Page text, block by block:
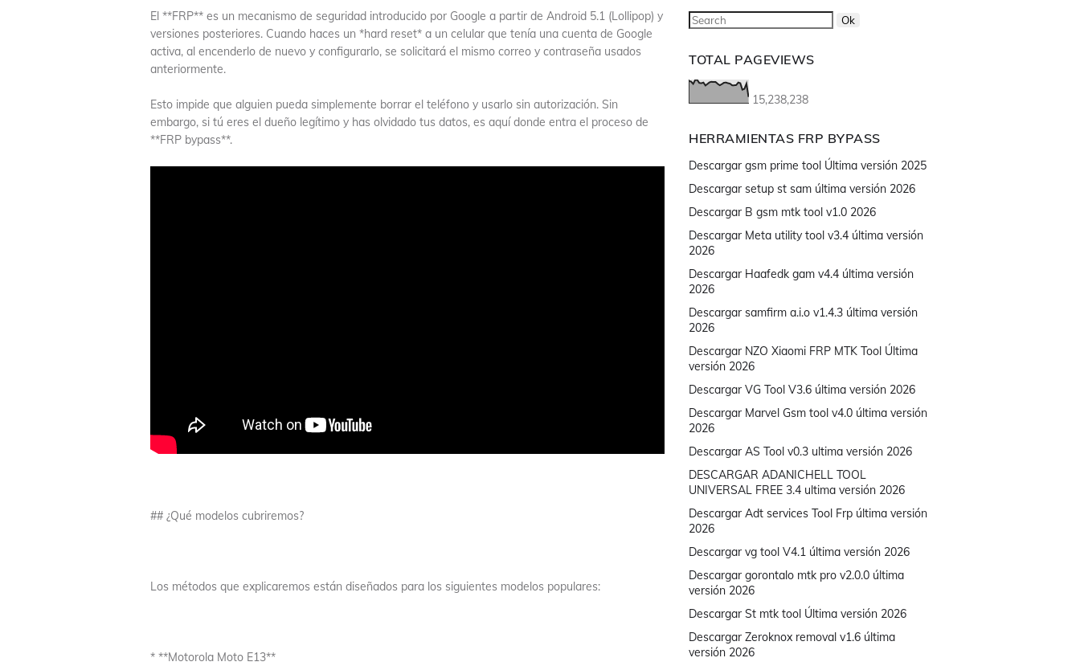
El **FRP** es un mecanismo de seguridad introducido por Google a partir de Android 5.1 (Lollipop) y
versiones posteriores. Cuando haces un *hard reset* a un celular que tenía una cuenta de Google
activa, al encenderlo de nuevo y configurarlo, se solicitará el mismo correo y contraseña usados
anteriormente.
Esto impide que alguien pueda simplemente borrar el teléfono y usarlo sin autorización. Sin
embargo, si tú eres el dueño legítimo y has olvidado tus datos, es aquí donde entra el proceso de
**FRP bypass**.
## ¿Qué modelos cubriremos?
Los métodos que explicaremos están diseñados para los siguientes modelos populares:
* **Motorola Moto E13**
TOTAL PAGEVIEWS
15,238,238
HERRAMIENTAS FRP BYPASS
Descargar gsm prime tool Última versión 2025
Descargar setup st sam última versión 2026
Descargar B gsm mtk tool v1.0 2026
Descargar Meta utility tool v3.4 última versión
2026
Descargar Haafedk gam v4.4 última versión
2026
Descargar samfirm a.i.o v1.4.3 última versión
2026
Descargar NZO Xiaomi FRP MTK Tool Última
versión 2026
Descargar VG Tool V3.6 última versión 2026
Descargar Marvel Gsm tool v4.0 última versión
2026
Descargar AS Tool v0.3 ultima versión 2026
DESCARGAR ADANICHELL TOOL
UNIVERSAL FREE 3.4 ultima versión 2026
Descargar Adt services Tool Frp última versión
2026
Descargar vg tool V4.1 última versión 2026
Descargar gorontalo mtk pro v2.0.0 última
versión 2026
Descargar St mtk tool Última versión 2026
Descargar Zeroknox removal v1.6 última
versión 2026